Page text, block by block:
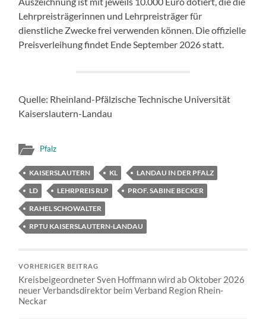
Lehrpreisträgerinnen und Lehrpreisträger für
dienstliche Zwecke frei verwenden können. Die offizielle
Preisverleihung findet Ende September 2026 statt.
Quelle: Rheinland-Pfälzische Technische Universität
Kaiserslautern-Landau
Pfalz
KAISERSLAUTERN KL
LANDAU IN DER PFALZ
LD
LEHRPREIS RLP
PROF. SABINE BECKER
RAHEL SCHOWALTER
RPTU KAISERSLAUTERN-LANDAU
VORHERIGER BEITRAG
Kreisbeigeordneter Sven Hoffmann wird ab Oktober 2026
neuer Verbandsdirektor beim Verband Region Rhein-
Neckar